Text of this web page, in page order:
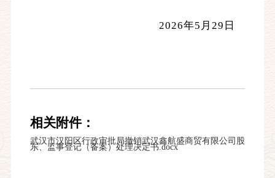
2026年5月29日
相关附件：
武汉市汉阳区行政审批局撤销武汉鑫航盛商贸有限公司股
东、监事登记（备案）处理决定书.docx